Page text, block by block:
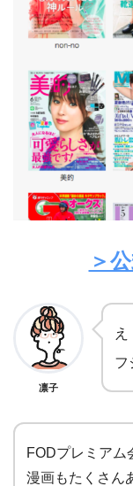
＞
凛子
フ
FODプレミアム
漫画もたくさん